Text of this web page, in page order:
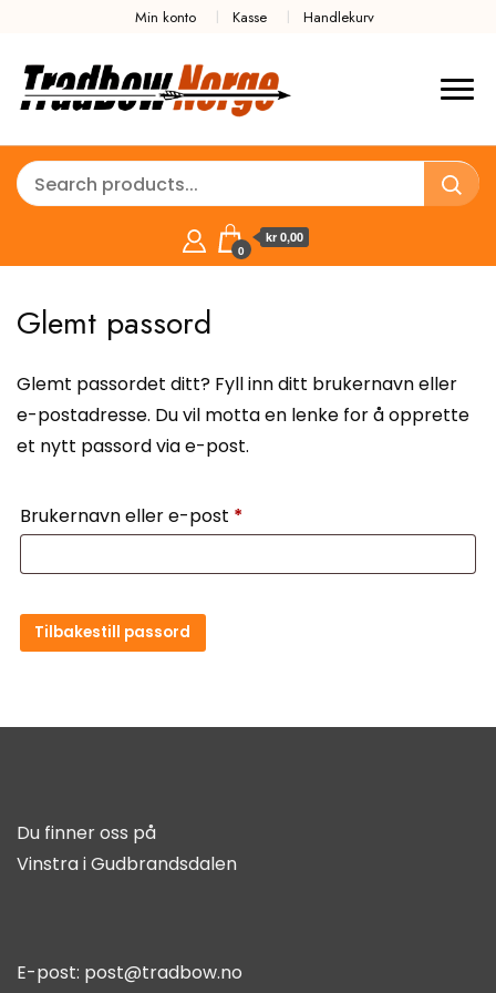
Min konto Kasse Handlekurv
0
kr 0,00
Glemt passord
Glemt passordet ditt? Fyll inn ditt brukernavn eller
e-postadresse. Du vil motta en lenke for å opprette
et nytt passord via e-post.
Brukernavn eller e-post *
Tilbakestill passord
Du finner oss på
Vinstra i Gudbrandsdalen
E-post: post@tradbow.no